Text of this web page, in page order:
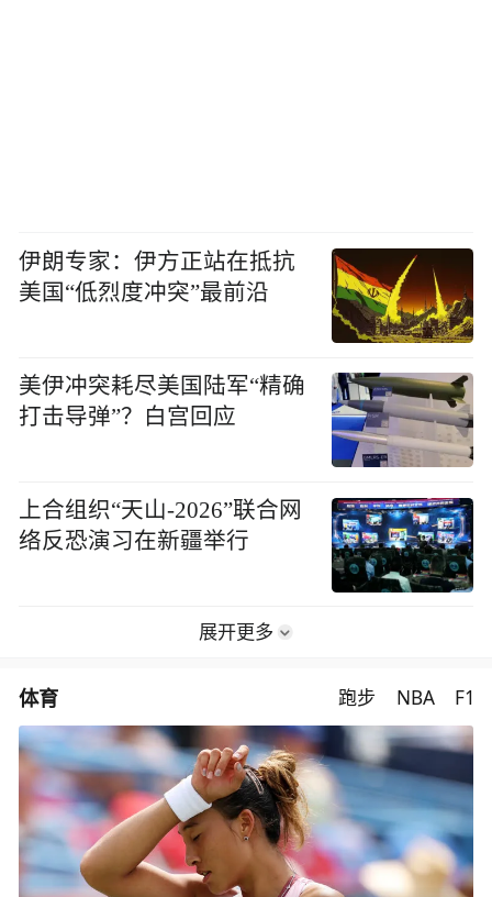
伊朗专家：伊方正站在抵抗
美国“低烈度冲突”最前沿
美伊冲突耗尽美国陆军“精确
打击导弹”？白宫回应
上合组织“天山-2026”联合网
络反恐演习在新疆举行
展开更多
体育 跑步 NBA F1